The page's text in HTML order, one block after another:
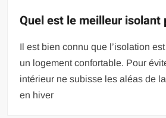
Quel est le meilleur isolant
Il est bien connu que l’isolation
un logement confortable. Pour
intérieur ne subisse les aléas de
en hiver